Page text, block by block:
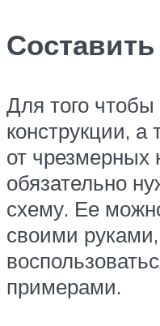
Для того
конструкции, а
от чрезмерных
обязательно
схему. Ее
своими
примерами.